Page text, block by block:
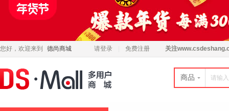
您好，欢迎来到 德尚商城 请登录 免费注册 关注
商品